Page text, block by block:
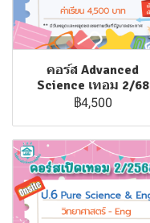
คอร์ส Advanced
Science เทอม 2/68
฿4,500